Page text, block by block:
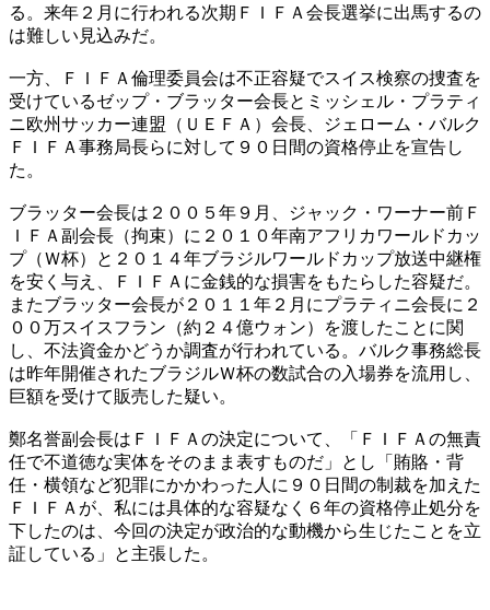
る。来年２月に行われる次期ＦＩＦＡ会長選挙に出馬するの
は難しい見込みだ。
一方、ＦＩＦＡ倫理委員会は不正容疑でスイス検察の捜査を
受けているゼップ・ブラッター会長とミッシェル・プラティ
ニ欧州サッカー連盟（ＵＥＦＡ）会長、ジェローム・バルク
ＦＩＦＡ事務局長らに対して９０日間の資格停止を宣告し
た。
ブラッター会長は２００５年９月、ジャック・ワーナー前Ｆ
ＩＦＡ副会長（拘束）に２０１０年南アフリカワールドカッ
プ（Ｗ杯）と２０１４年ブラジルワールドカップ放送中継権
を安く与え、ＦＩＦＡに金銭的な損害をもたらした容疑だ。
またブラッター会長が２０１１年２月にプラティニ会長に２
００万スイスフラン（約２４億ウォン）を渡したことに関
し、不法資金かどうか調査が行われている。バルク事務総長
は昨年開催されたブラジルＷ杯の数試合の入場券を流用し、
巨額を受けて販売した疑い。
鄭名誉副会長はＦＩＦＡの決定について、「ＦＩＦＡの無責
任で不道徳な実体をそのまま表すものだ」とし「賄賂・背
任・横領など犯罪にかかわった人に９０日間の制裁を加えた
ＦＩＦＡが、私には具体的な容疑なく６年の資格停止処分を
下したのは、今回の決定が政治的な動機から生じたことを立
証している」と主張した。